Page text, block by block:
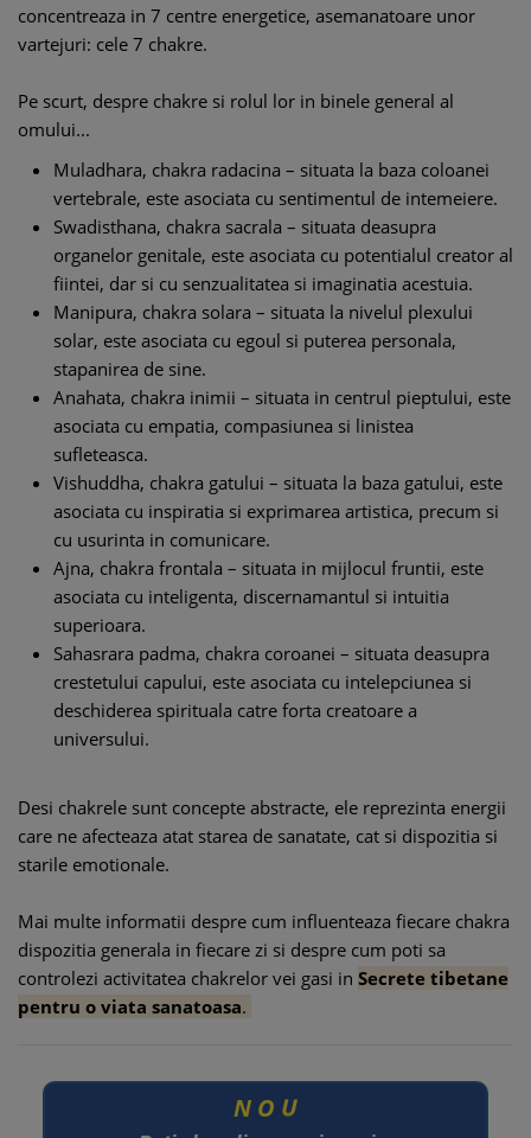
concentreaza in 7 centre energetice, asemanatoare unor
vartejuri: cele 7 chakre.
Pe scurt, despre chakre si rolul lor in binele general al
omului...
Muladhara, chakra radacina – situata la baza coloanei
vertebrale, este asociata cu sentimentul de intemeiere.
Swadisthana, chakra sacrala – situata deasupra
organelor genitale, este asociata cu potentialul creator al
fiintei, dar si cu senzualitatea si imaginatia acestuia.
Manipura, chakra solara – situata la nivelul plexului
solar, este asociata cu egoul si puterea personala,
stapanirea de sine.
Anahata, chakra inimii – situata in centrul pieptului, este
asociata cu empatia, compasiunea si linistea
sufleteasca.
Vishuddha, chakra gatului – situata la baza gatului, este
asociata cu inspiratia si exprimarea artistica, precum si
cu usurinta in comunicare.
Ajna, chakra frontala – situata in mijlocul fruntii, este
asociata cu inteligenta, discernamantul si intuitia
superioara.
Sahasrara padma, chakra coroanei – situata deasupra
crestetului capului, este asociata cu intelepciunea si
deschiderea spirituala catre forta creatoare a
universului.
Desi chakrele sunt concepte abstracte, ele reprezinta energii
care ne afecteaza atat starea de sanatate, cat si dispozitia si
starile emotionale.
Mai multe informatii despre cum influenteaza fiecare chakra
dispozitia generala in fiecare zi si despre cum poti sa
controlezi activitatea chakrelor vei gasi in Secrete tibetane
pentru o viata sanatoasa.
N O U